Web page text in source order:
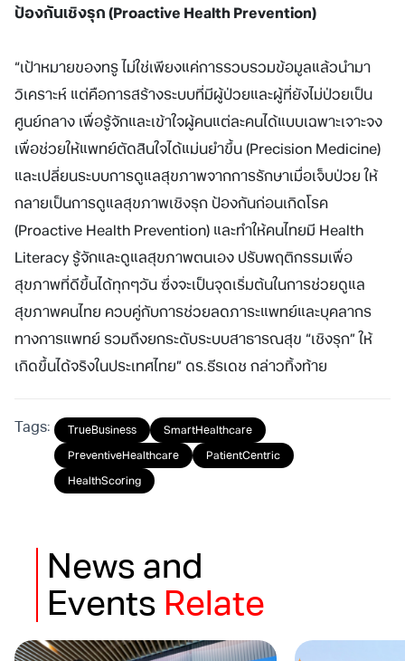
ป้องกันเชิงรุก (Proactive Health Prevention)
“เป้าหมายของทรู ไม่ใช่เพียงแค่การรวบรวมข้อมูลแล้วนำมา
วิเคราะห์ แต่คือการสร้างระบบที่มีผู้ป่วยและผู้ที่ยังไม่ป่วยเป็น
ศูนย์กลาง เพื่อรู้จักและเข้าใจผู้คนแต่ละคนได้แบบเฉพาะเจาะจง
เพื่อช่วยให้แพทย์ตัดสินใจได้แม่นยำขึ้น (Precision Medicine)
และเปลี่ยนระบบการดูแลสุขภาพจากการรักษาเมื่อเจ็บป่วย ให้
กลายเป็นการดูแลสุขภาพเชิงรุก ป้องกันก่อนเกิดโรค
(Proactive Health Prevention) และทำให้คนไทยมี Health
Literacy รู้จักและดูแลสุขภาพตนเอง ปรับพฤติกรรมเพื่อ
สุขภาพที่ดีขึ้นได้ทุกๆวัน ซึ่งจะเป็นจุดเริ่มต้นในการช่วยดูแล
สุขภาพคนไทย ควบคู่กับการช่วยลดภาระแพทย์และบุคลากร
ทางการแพทย์ รวมถึงยกระดับระบบสาธารณสุข “เชิงรุก” ให้
เกิดขึ้นได้จริงในประเทศไทย” ดร.ธีรเดช กล่าวทิ้งท้าย
Tags: TrueBusiness
SmartHealthcare
PreventiveHealthcare
PatientCentric
HealthScoring
News and
EventsRelate